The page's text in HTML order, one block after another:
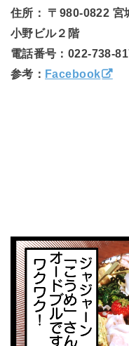
住所： 〒980-0822 宮
小野ビル２階
電話番号：022-738-
参考： Facebook